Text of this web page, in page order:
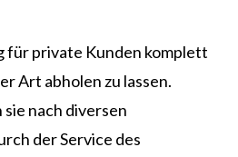
für private Kunden komplett
Art abholen zu lassen.
nach diversen
der Service des